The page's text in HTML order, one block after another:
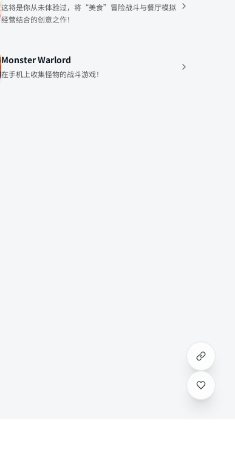
这将是你从未体验过，将“美食”冒险战斗与餐厅模拟
经营结合的创意之作！
Monster Warlord
在手机上收集怪物的战斗游戏！